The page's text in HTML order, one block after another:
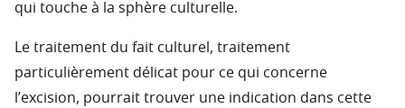
qui touche à la sphère culturelle.
Le traitement du fait culturel, traitement
particulièrement délicat pour ce qui concerne
l’excision, pourrait trouver une indication dans cette